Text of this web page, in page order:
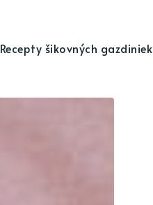
Recepty šikovných gazdiniek